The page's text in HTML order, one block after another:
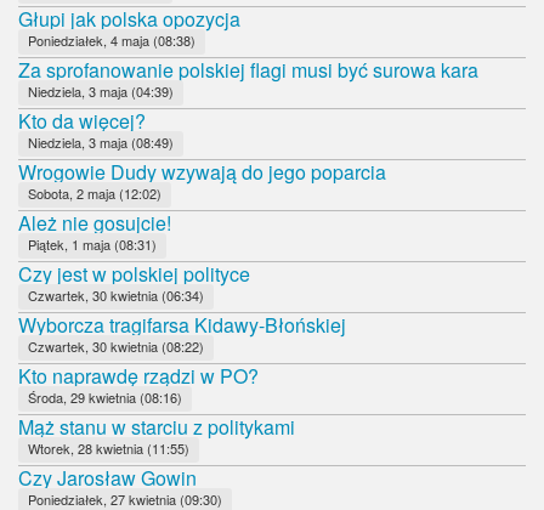
Głupi jak polska opozycja
Poniedziałek, 4 maja (08:38)
Za sprofanowanie polskiej flagi musi być surowa kara
Niedziela, 3 maja (04:39)
Kto da więcej?
Niedziela, 3 maja (08:49)
Wrogowie Dudy wzywają do jego poparcia
Sobota, 2 maja (12:02)
Ależ nie gosujcie!
Piątek, 1 maja (08:31)
Czy jest w polskiej polityce
Czwartek, 30 kwietnia (06:34)
Wyborcza tragifarsa Kidawy-Błońskiej
Czwartek, 30 kwietnia (08:22)
Kto naprawdę rządzi w PO?
Środa, 29 kwietnia (08:16)
Mąż stanu w starciu z politykami
Wtorek, 28 kwietnia (11:55)
Czy Jarosław Gowin
Poniedziałek, 27 kwietnia (09:30)